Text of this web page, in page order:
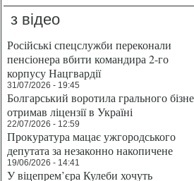
з відео
Російські спецслужби переконали
пенсіонера вбити командира 2-го
корпусу Нацгвардії
31/07/2026 - 19:45
Болгарський воротила грального
отримав ліцензії в Україні
22/07/2026 - 12:59
Прокуратура мацає ужгородського
депутата за незаконно накопичене
19/06/2026 - 14:41
У віцепрем’єра Кулеби хочуть